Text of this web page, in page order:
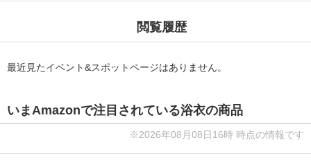
閲覧履歴
最近見たイベント&スポットページはありません。
いまAmazonで注目されている浴衣の商品
※2026年08月08日16時 時点の情報です